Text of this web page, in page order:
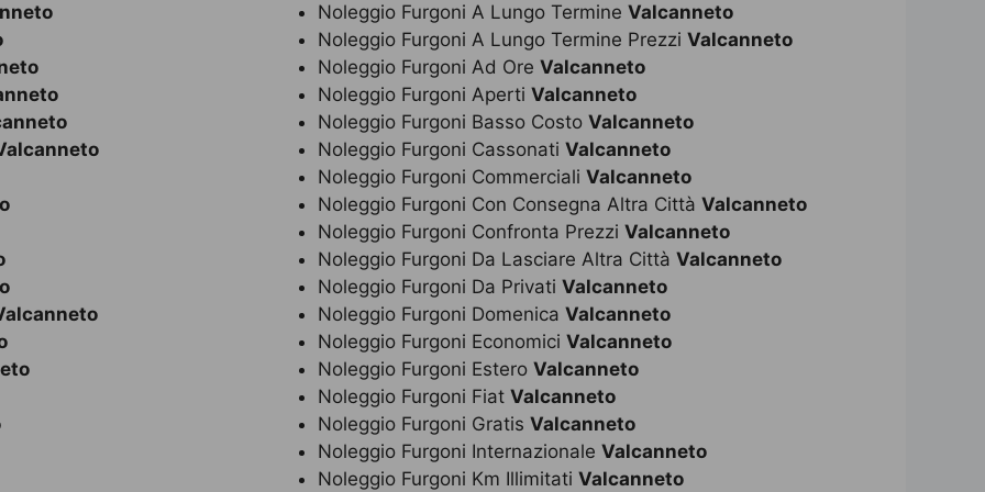
Noleggio Furgoni A Lungo TermineValcanneto
Noleggio Furgoni A Lungo Termine PrezziValcanneto
Noleggio Furgoni Ad OreValcanneto
Noleggio Furgoni ApertiValcanneto
Noleggio Furgoni Basso CostoValcanneto
Noleggio Furgoni CassonatiValcanneto
Noleggio Furgoni CommercialiValcanneto
Noleggio Furgoni Con Consegna Altra CittàValcanneto
Noleggio Furgoni Confronta PrezziValcanneto
Noleggio Furgoni Da Lasciare Altra CittàValcanneto
Noleggio Furgoni Da PrivatiValcanneto
Noleggio Furgoni DomenicaValcanneto
Noleggio Furgoni EconomiciValcanneto
Noleggio Furgoni EsteroValcanneto
Noleggio Furgoni FiatValcanneto
Noleggio Furgoni GratisValcanneto
Noleggio Furgoni InternazionaleValcanneto
Noleggio Furgoni Km IllimitatiValcanneto